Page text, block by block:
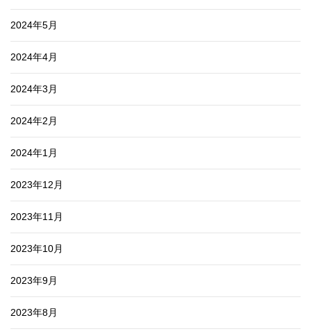
2024年5月
2024年4月
2024年3月
2024年2月
2024年1月
2023年12月
2023年11月
2023年10月
2023年9月
2023年8月